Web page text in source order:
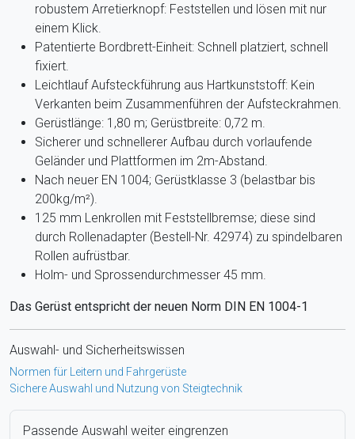
robustem Arretierknopf: Feststellen und lösen mit nur
einem Klick.
Patentierte Bordbrett-Einheit: Schnell platziert, schnell
fixiert.
Leichtlauf Aufsteckführung aus Hartkunststoff: Kein
Verkanten beim Zusammenführen der Aufsteckrahmen.
Gerüstlänge: 1,80 m; Gerüstbreite: 0,72 m.
Sicherer und schnellerer Aufbau durch vorlaufende
Geländer und Plattformen im 2m-Abstand.
Nach neuer EN 1004; Gerüstklasse 3 (belastbar bis
200kg/m²).
125 mm Lenkrollen mit Feststellbremse; diese sind
durch Rollenadapter (Bestell-Nr. 42974) zu spindelbaren
Rollen aufrüstbar.
Holm- und Sprossendurchmesser 45 mm.
Das Gerüst entspricht der neuen Norm DIN EN 1004-1
Auswahl- und Sicherheitswissen
Normen für Leitern und Fahrgerüste
Sichere Auswahl und Nutzung von Steigtechnik
Passende Auswahl weiter eingrenzen